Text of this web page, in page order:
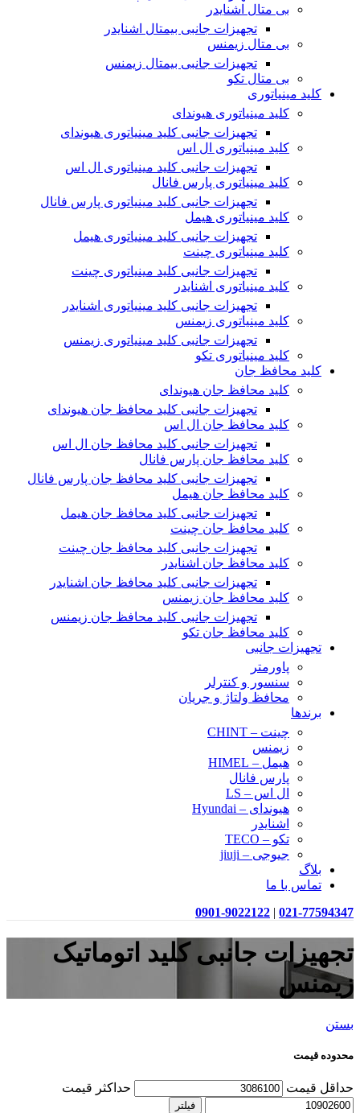
بی متال اشنایدر
تجهیزات جانبی بیمتال اشنایدر
بی متال زیمنس
تجهیزات جانبی بیمتال زیمنس
بی متال تکو
کلید مینیاتوری
کلید مینیاتوری هیوندای
تجهیزات جانبی کلید مینیاتوری هیوندای
کلید مینیاتوری ال اس
تجهیزات جانبی کلید مینیاتوری ال اس
کلید مینیاتوری پارس فانال
تجهیزات جانبی کلید مینیاتوری پارس فانال
کلید مینیاتوری هیمل
تجهیزات جانبی کلید مینیاتوری هیمل
کلید مینیاتوری چینت
تجهیزات جانبی کلید مینیاتوری چینت
کلید مینیاتوری اشنایدر
تجهیزات جانبی کلید مینیاتوری اشنایدر
کلید مینیاتوری زیمنس
تجهیزات جانبی کلید مینیاتوری زیمنس
کلید مینیاتوری تکو
کلید محافظ جان
کلید محافظ جان هیوندای
تجهیزات جانبی کلید محافظ جان هیوندای
کلید محافظ جان ال اس
تجهیزات جانبی کلید محافظ جان ال اس
کلید محافظ جان پارس فانال
تجهیزات جانبی کلید محافظ جان پارس فانال
کلید محافظ جان هیمل
تجهیزات جانبی کلید محافظ جان هیمل
کلید محافظ جان چینت
تجهیزات جانبی کلید محافظ جان چینت
کلید محافظ جان اشنایدر
تجهیزات جانبی کلید محافظ جان اشنایدر
کلید محافظ جان زیمنس
تجهیزات جانبی کلید محافظ جان زیمنس
کلید محافظ جان تکو
تجهیزات جانبی
پاورمتر
سنسور و کنترلر
محافظ ولتاژ و‌ جریان
برندها
چینت – CHINT
زیمنس
هیمل – HIMEL
پارس فانال
ال اس – LS
هیوندای – Hyundai
اشنایدر
تکو – TECO
جیوجی – jiuji
بلاگ
تماس با ما
021-77594347
|
0901-9022122
تجهیزات جانبی کلید اتوماتیک
زیمنس
بستن
محدوده قیمت
حداقل قیمت حداکثر قیمت
فیلتر